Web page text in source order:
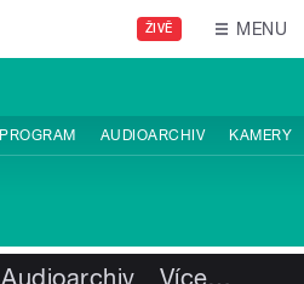
ŽIVĚ MENU
PROGRAM AUDIOARCHIV KAMERY
Audioarchiv Více…